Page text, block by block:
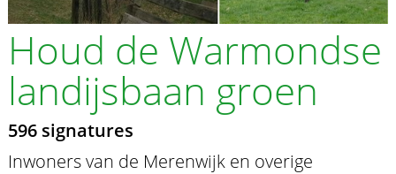
Houd de Warmondse
landijsbaan groen
596 signatures
Inwoners van de Merenwijk en overige